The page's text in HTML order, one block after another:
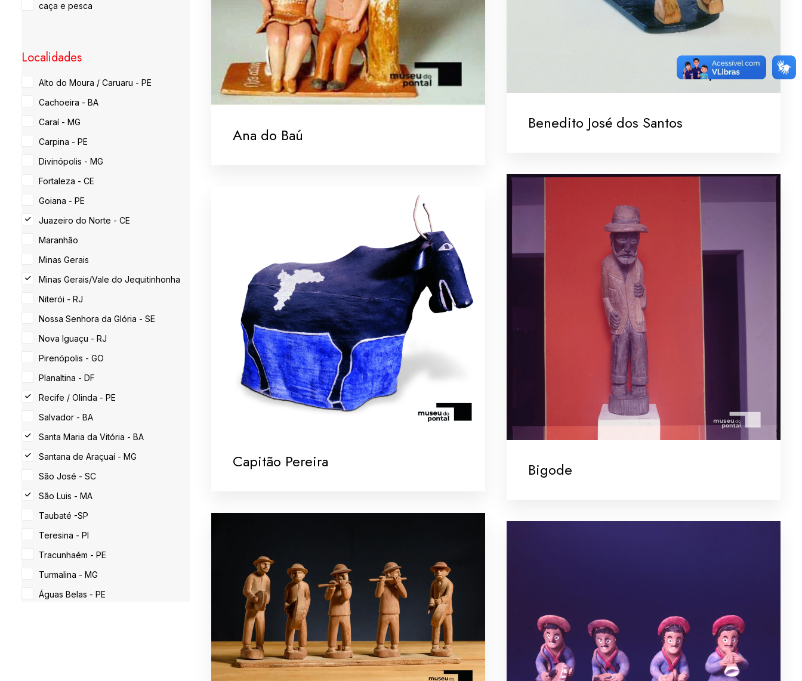
caça e pesca
Localidades
Alto do Moura / Caruaru - PE
Cachoeira - BA
Caraí - MG
Carpina - PE
Divinópolis - MG
Fortaleza - CE
Goiana - PE
Juazeiro do Norte - CE
Maranhão
Minas Gerais
Minas Gerais/Vale do Jequitinhonha
Niterói - RJ
Nossa Senhora da Glória - SE
Nova Iguaçu - RJ
Pirenópolis - GO
Planaltina - DF
Recife / Olinda - PE
Salvador - BA
Santa Maria da Vitória - BA
Santana de Araçuaí - MG
São José - SC
São Luis - MA
Taubaté -SP
Teresina - PI
Tracunhaém - PE
Turmalina - MG
Águas Belas - PE
Ana do Baú
Benedito José dos Santos
Bigode
Capitão Pereira